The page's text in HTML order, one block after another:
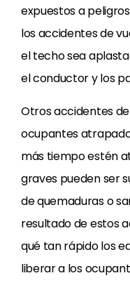
expuestos a
los accidentes de
el techo sea
el conductor y los
Otros accidentes
ocupantes
más tiempo estén
graves pueden ser
de quemaduras o
resultado de estos
qué tan rápido los
liberar a los